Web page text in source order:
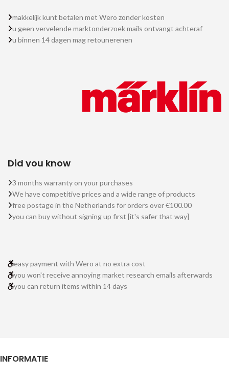
makkelijk kunt betalen met Wero zonder kosten
u geen vervelende marktonderzoek mails ontvangt achteraf
u binnen 14 dagen mag retounerenen
Did you know
3 months warranty on your purchases
We have competitive prices and a wide range of products
free postage in the Netherlands for orders over €100.00
you can buy without signing up first [it's safer that way]
easy payment with Wero at no extra cost
you won't receive annoying market research emails afterwards
you can return items within 14 days
INFORMATIE